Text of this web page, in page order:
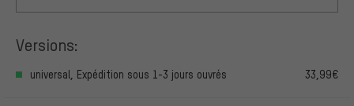
Versions:
universal, Expédition sous 1-3 jours ouvrés 33,99€